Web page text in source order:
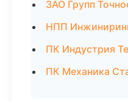
ЗАО Групп
НПП
ПК Индустрия
ПК Механика